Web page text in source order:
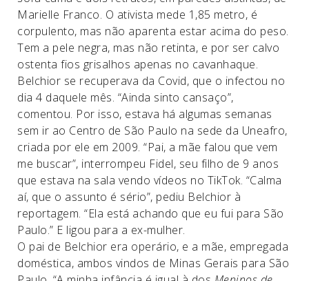
Marielle Franco. O ativista mede 1,85 metro, é
corpulento, mas não aparenta estar acima do peso.
Tem a pele negra, mas não retinta, e por ser calvo
ostenta fios grisalhos apenas no cavanhaque.
Belchior se recuperava da Covid, que o infectou no
dia 4 daquele mês. “Ainda sinto cansaço”,
comentou. Por isso, estava há algumas semanas
sem ir ao Centro de São Paulo na sede da Uneafro,
criada por ele em 2009. “Pai, a mãe falou que vem
me buscar”, interrompeu Fidel, seu filho de 9 anos
que estava na sala vendo vídeos no TikTok. “Calma
aí, que o assunto é sério”, pediu Belchior à
reportagem. “Ela está achando que eu fui para São
Paulo.” E ligou para a ex-mulher.
O pai de Belchior era operário, e a mãe, empregada
doméstica, ambos vindos de Minas Gerais para São